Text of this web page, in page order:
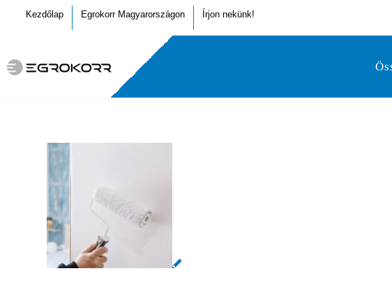
Kezdőlap Egrokorr Magyarországon Írjon nekünk!